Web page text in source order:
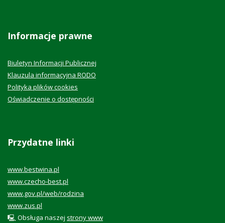
Informacje prawne
Biuletyn Informacji Publicznej
Klauzula informacyjna RODO
Polityka plików cookies
Oświadczenie o dostępności
Przydatne linki
www.bestwina.pl
www.czecho-best.pl
www.gov.pl/web/rodzina
www.zus.pl
🖳 Obsługa naszej strony www